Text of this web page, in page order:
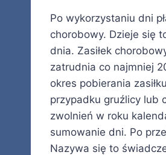
Po wykorzystaniu dni
chorobowy. Dzieje się
dnia. Zasiłek
zatrudnia co najmniej
okres pobierania
przypadku gruźlicy lub
zwolnień w roku
sumowanie dni. Po
Nazywa się to